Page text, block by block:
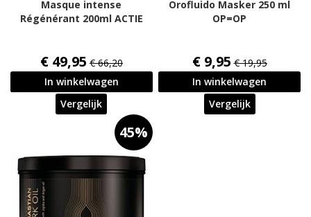
Masque intense
Régénérant 200ml ACTIE
€ 49,95 € 66,20
In winkelwagen
Vergelijk
Orofluido Masker 250 ml
OP=OP
€ 9,95 € 19,95
In winkelwagen
Vergelijk
45%